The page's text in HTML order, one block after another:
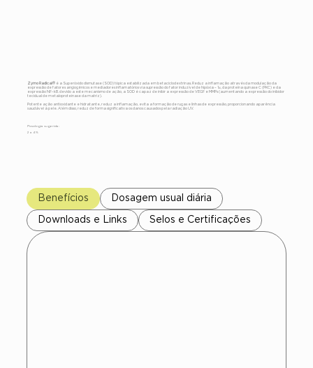
Zymo Radical®é a Superóxido dismutase (SOD) tópica estabilizada em betaciclodextrinas. Reduz a inflamação através da modulação da
expressão de fatores angiogênicos e mediadores inflamatórios via supressão do fator induzível de hipóxia – 1α, da proteína quinase C (PKC) e da
expressão NF–kB. devido a este mecanismo de ação, a SOD é capaz de inibir a expressão de VEGF e MMPs (aumentando a expressão do inibidor
tecidual de metaloproteinase da matriz).
Potente ação antioxidante e hidratante, reduz a inflamação, evita a formação de rugas e linhas de expressão, proporcionando aparência
saudável à pele. Além disso, reduz de forma significativa os danos causados pela radiação UV.
Posologia sugerida:
2 a 4 %
Benefícios Dosagem usual diária
Downloads e Links Selos e Certificações